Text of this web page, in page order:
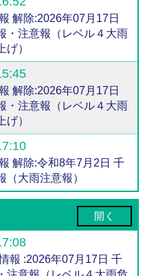
解除:2026年07月17日
・注意報（レベル４大雨
げ）
解除:2026年07月17日
・注意報（レベル４大雨
げ）
解除:令和8年7月2日 千
（大雨注意報）
開く
報 :2026年07月17日 千